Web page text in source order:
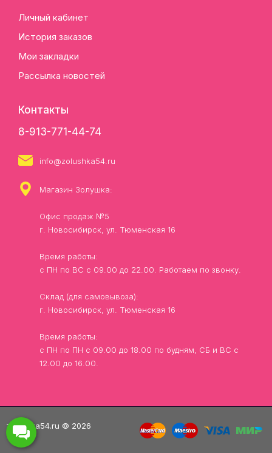
Личный кабинет
История заказов
Мои закладки
Рассылка новостей
Контакты
8-913-771-44-74
info@zolushka54.ru
Магазин Золушка:
Офис продаж №5
г. Новосибирск, ул. Тюменская 16
Время работы:
с ПН по ВС с 09.00 до 22.00. Работаем по звонку.
Склад (для самовывоза):
г. Новосибирск, ул. Тюменская 16
Время работы:
с ПН по ПН с 09.00 до 18.00 по будням, СБ и ВС с
12.00 до 16.00.
zolushka54.ru © 2026